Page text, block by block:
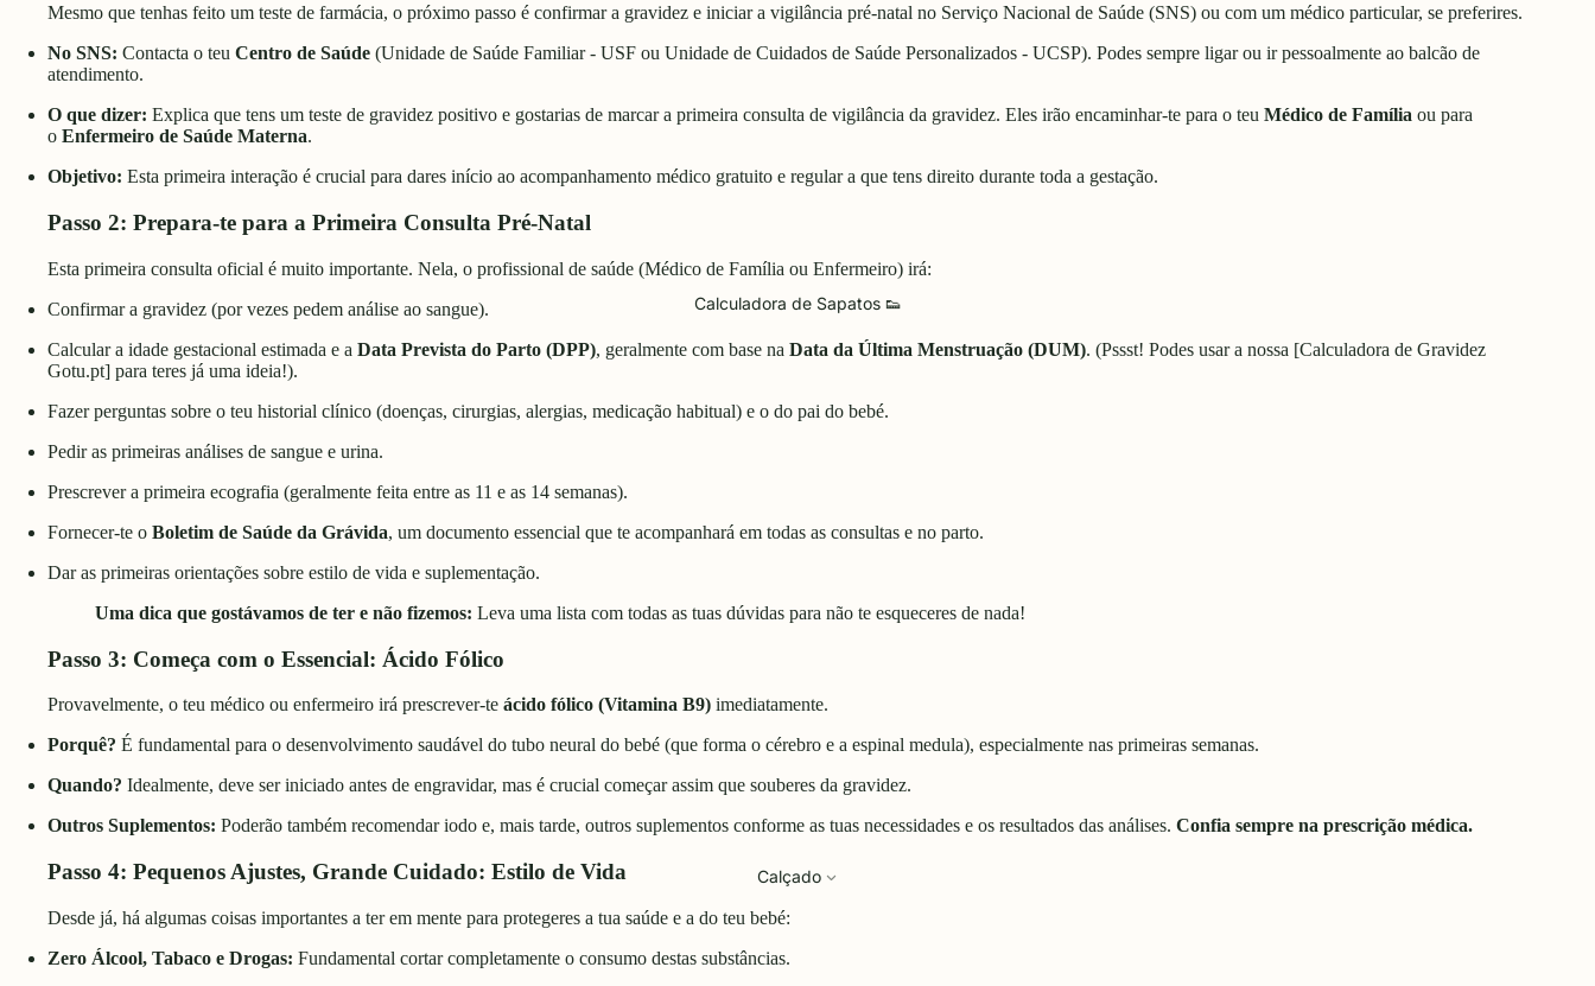
Calculadora de Sapatos 👟
Calçado
Mesmo que tenhas feito um teste de farmácia, o próximo passo é confirmar a gravidez e iniciar a vigilância pré-natal no Serviço Nacional de Saúde (SNS) ou com um médico particular, se preferires.
No SNS: Contacta o teu Centro de Saúde (Unidade de Saúde Familiar - USF ou Unidade de Cuidados de Saúde Personalizados - UCSP). Podes sempre ligar ou ir pessoalmente ao balcão de
atendimento.
O que dizer: Explica que tens um teste de gravidez positivo e gostarias de marcar a primeira consulta de vigilância da gravidez. Eles irão encaminhar-te para o teu Médico de Família ou para
o Enfermeiro de Saúde Materna.
Objetivo: Esta primeira interação é crucial para dares início ao acompanhamento médico gratuito e regular a que tens direito durante toda a gestação.
Passo 2: Prepara-te para a Primeira Consulta Pré-Natal
Esta primeira consulta oficial é muito importante. Nela, o profissional de saúde (Médico de Família ou Enfermeiro) irá:
Confirmar a gravidez (por vezes pedem análise ao sangue).
Calcular a idade gestacional estimada e a Data Prevista do Parto (DPP), geralmente com base na Data da Última Menstruação (DUM). (Pssst! Podes usar a nossa [Calculadora de Gravidez
Gotu.pt] para teres já uma ideia!).
Fazer perguntas sobre o teu historial clínico (doenças, cirurgias, alergias, medicação habitual) e o do pai do bebé.
Pedir as primeiras análises de sangue e urina.
Prescrever a primeira ecografia (geralmente feita entre as 11 e as 14 semanas).
Fornecer-te o Boletim de Saúde da Grávida, um documento essencial que te acompanhará em todas as consultas e no parto.
Dar as primeiras orientações sobre estilo de vida e suplementação.
Uma dica que gostávamos de ter e não fizemos: Leva uma lista com todas as tuas dúvidas para não te esqueceres de nada!
Passo 3: Começa com o Essencial: Ácido Fólico
Provavelmente, o teu médico ou enfermeiro irá prescrever-te ácido fólico (Vitamina B9) imediatamente.
Porquê? É fundamental para o desenvolvimento saudável do tubo neural do bebé (que forma o cérebro e a espinal medula), especialmente nas primeiras semanas.
Quando? Idealmente, deve ser iniciado antes de engravidar, mas é crucial começar assim que souberes da gravidez.
Outros Suplementos: Poderão também recomendar iodo e, mais tarde, outros suplementos conforme as tuas necessidades e os resultados das análises. Confia sempre na prescrição médica.
Passo 4: Pequenos Ajustes, Grande Cuidado: Estilo de Vida
Desde já, há algumas coisas importantes a ter em mente para protegeres a tua saúde e a do teu bebé:
Zero Álcool, Tabaco e Drogas: Fundamental cortar completamente o consumo destas substâncias.